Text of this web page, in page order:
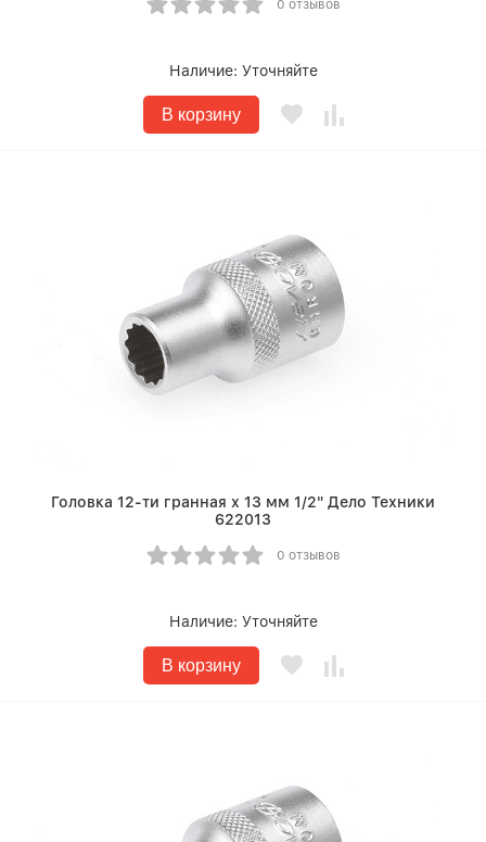
0 отзывов
Наличие: Уточняйте
В корзину
Головка 12-ти гранная х 13 мм 1/2" Дело Техники
622013
0 отзывов
Наличие: Уточняйте
В корзину